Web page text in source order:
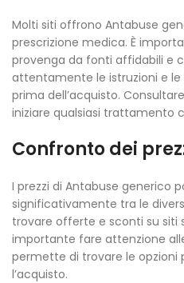
Molti siti offrono Antabuse
prescrizione medica. È
provenga da fonti affidabili e
attentamente le istruzioni e
prima dell’acquisto.
iniziare qualsiasi trattamento
Confronto dei
I prezzi di Antabuse generico
significativamente tra le
trovare offerte e sconti su siti
importante fare attenzione
permette di trovare le opzioni
l’acquisto.